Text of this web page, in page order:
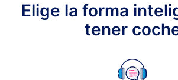
Elige la forma
tener